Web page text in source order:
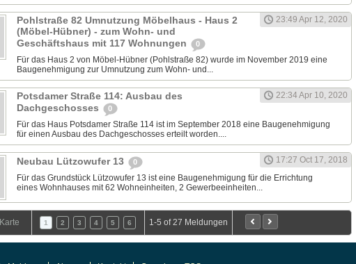
Pohlstraße 82 Umnutzung Möbelhaus - Haus 2
(Möbel-Hübner) - zum Wohn- und
Geschäftshaus mit 117 Wohnungen
0
23:49 Apr 12, 2020
Für das Haus 2 von Möbel-Hübner (Pohlstraße 82) wurde im November 2019 eine
Baugenehmigung zur Umnutzung zum Wohn- und...
Potsdamer Straße 114: Ausbau des
Dachgeschosses
0
22:34 Apr 10, 2020
Für das Haus Potsdamer Straße 114 ist im September 2018 eine Baugenehmigung
für einen Ausbau des Dachgeschosses erteilt worden....
Neubau Lützowufer 13 0
17:27 Oct 17, 2018
Für das Grundstück Lützowufer 13 ist eine Baugenehmigung für die Errichtung
eines Wohnhauses mit 62 Wohneinheiten, 2 Gewerbeeinheiten...
Karte 1 2 3 4 5 6 1-5 of 27 Meldungen